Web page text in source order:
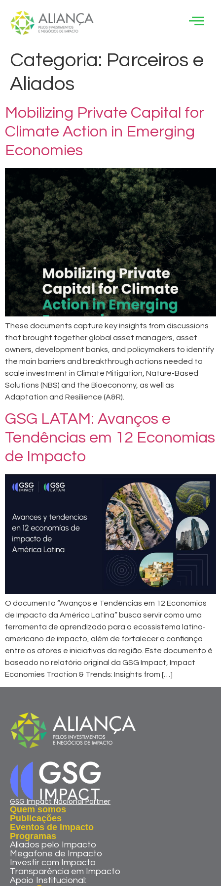
Categoria: Parceiros e
Aliados
Mobilizing Private Capital for
Climate Action in Emerging
Economies
These documents capture key insights from discussions
that brought together global asset managers, asset
owners, development banks, and policymakers to identify
the main barriers and breakthrough actions needed to
scale investment in Climate Mitigation, Nature-Based
Solutions (NBS) and the Bioeconomy, as well as
Adaptation and Resilience (A&R).
GSG LATAM: Avanços e
Tendências em 12 Economias
de Impacto
O documento “Avanços e Tendências em 12 Economias
de Impacto da América Latina” busca servir como uma
ferramenta de aprendizado para o ecossistema latino-
americano de impacto, além de fortalecer a confiança
entre os atores e iniciativas da região. Este documento é
baseado no relatório original da GSG Impact, Impact
Economies Traction & Trends: Insights from […]
GSG Impact Nacional Partner
Quem somos
Publicações
Eventos de Impacto
Programas
Aliados pelo Impacto
Megafone de Impacto
Investir com Impacto
Transparência em Impacto
Apoio Institucional: